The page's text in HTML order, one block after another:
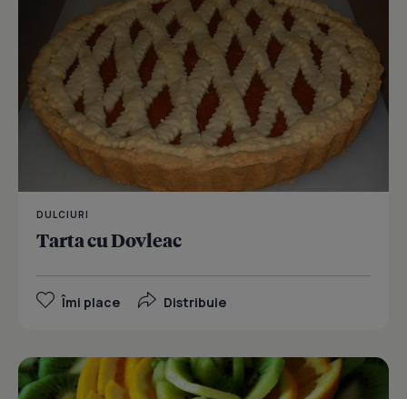
DULCIURI
Tarta cu Dovleac
Îmi place Distribuie